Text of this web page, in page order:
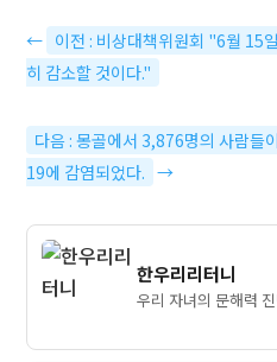
← 이전 : 비상대책위원회 "6월 15
히 감소할 것이다."
다음 : 몽골에서 3,876명의 사람들
19에 감염되었다. →
한우리리터니
우리 자녀의 문해력